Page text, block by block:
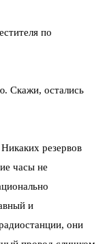
по
Скажи, остались
резервов
часы не
и
они